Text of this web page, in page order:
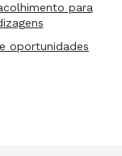
para
oportunidades